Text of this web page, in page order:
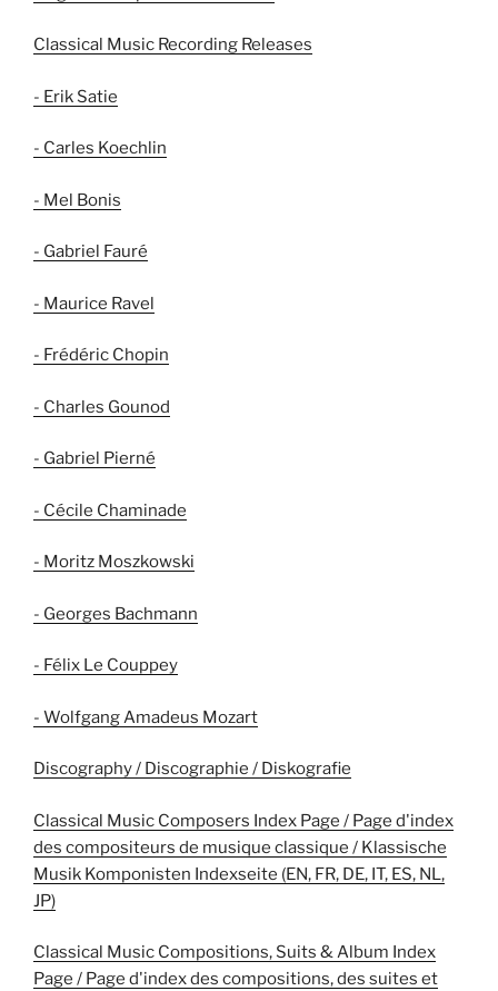
Classical Music Recording Releases
- Erik Satie
- Carles Koechlin
- Mel Bonis
- Gabriel Fauré
- Maurice Ravel
- Frédéric Chopin
- Charles Gounod
- Gabriel Pierné
- Cécile Chaminade
- Moritz Moszkowski
- Georges Bachmann
- Félix Le Couppey
- Wolfgang Amadeus Mozart
Discography / Discographie / Diskografie
Classical Music Composers Index Page / Page d'index
des compositeurs de musique classique / Klassische
Musik Komponisten Indexseite (EN, FR, DE, IT, ES, NL,
JP)
Classical Music Compositions, Suits & Album Index
Page / Page d'index des compositions, des suites et